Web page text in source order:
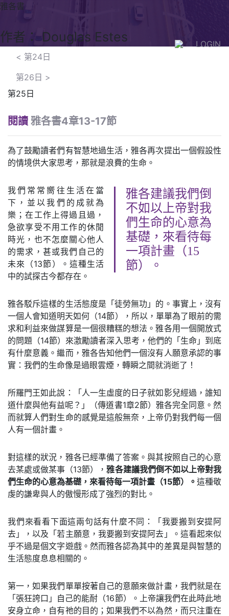
LOGIN
雅各書
作者： Douglas Estes
< 第24日
第26日 >
第25日
閱讀 雅各書4章13-17節
為了鼓勵讀者們有智慧地過生活，雅各再次提出一個假設性
的情境供大家思考，那就是浪費的生命。
雅各建議我們倒
不如以上帝對我
們生命的心意為
基礎，來看待每
一項計畫（15
節）。
我們常常嚮往生活在當
下，並以我們的成就為
樂；在工作上得過且過，
急欲享受不用工作的休閒
時光，也不怎麼關心他人
的需求，甚或我們自己的
未來（13節）。這種生活
中的試探古今都存在。
雅各駁斥這樣的生活態度是「徒勞無功」的。事實上，沒有
一個人會知道明天如何（14節），所以，單單為了眼前的需
求和利益來做謀算是一個很糟糕的想法。雅各用一個開放式
的問題（14節）來激勵讀者深入思考，他們的「生命」到底
有什麼意義。繼而，雅各告知他們一個沒有人願意承認的事
實：我們的生命像是過眼雲煙，轉瞬之間就消逝了！
所羅門王如此說：「人一生虛度的日子就如影兒經過，誰知
道什麼與他有益呢？」（傳道書1章2節）雅各完全同意。然
而就算人們對生命的感覺是這般無奈，上帝仍對我們每一個
人有一個計畫。
對這樣的狀況，雅各已經準備了答案。與其按照自己的心意
去某處或做某事（13節），雅各建議我們倒不如以上帝對我
們生命的心意為基礎，來看待每一項計畫（15節）。 這種敬
虔的謙卑與人的傲慢形成了強烈的對比。
我們來看看下面這兩句話有什麼不同：「我要搬到安提阿
去」，以及「若主願意，我要搬到安提阿去」。這看起來似
乎不過是個文字遊戲。然而雅各認為其中的差異是與智慧的
生活態度息息相關的。
第一，如果我們單單按著自己的意願來做計畫，我們就是在
「張狂誇口」自己的能耐（16節）。上帝讓我們在此時此地
安身立命，自有祂的目的；如果我們不以為然，而只注重在